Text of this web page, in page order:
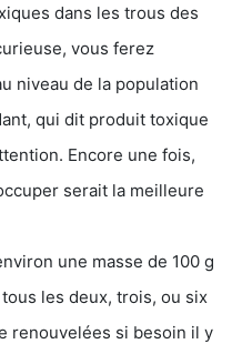
dans les trous des
vous ferez
niveau de la population
qui dit produit toxique
Encore une fois,
serait la meilleure
une masse de 100 g
les deux, trois, ou six
renouvelées si besoin il y